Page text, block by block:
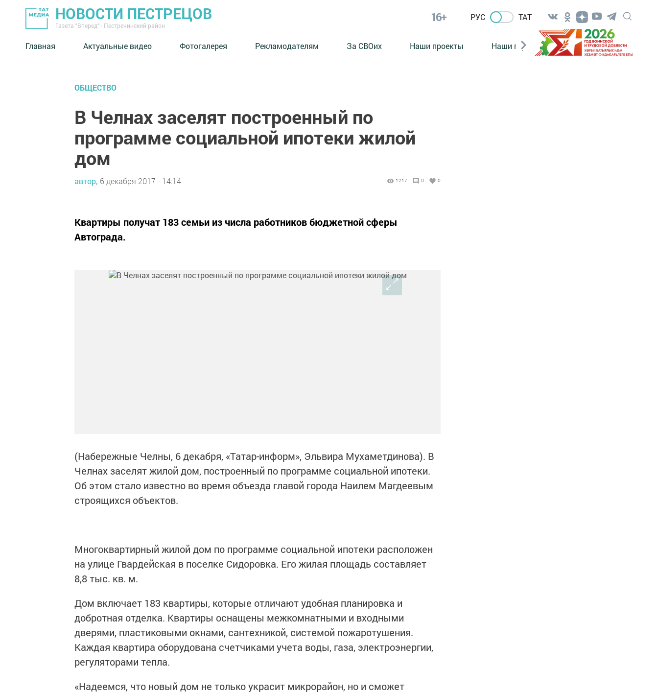
НОВОСТИ ПЕСТРЕЦОВ
Газета "Вперед" - Пестречинский район
16+ РУС ТАТ
Главная Актуальные видео Фотогалерея Рекламодателям За СВОих Наши проекты Наши герои Нормативно-правовые
ОБЩЕСТВО
В Челнах заселят построенный по
программе социальной ипотеки жилой
дом
автор, 6 декабря 2017 - 14:14 1217 0 0
Квартиры получат 183 семьи из числа работников бюджетной сферы
Автограда.
(Набережные Челны, 6 декабря, «Татар-информ», Эльвира Мухаметдинова). В
Челнах заселят жилой дом, построенный по программе социальной ипотеки.
Об этом стало известно во время объезда главой города Наилем Магдеевым
строящихся объектов.
Многоквартирный жилой дом по программе социальной ипотеки расположен
на улице Гвардейская в поселке Сидоровка. Его жилая площадь составляет
8,8 тыс. кв. м.
Дом включает 183 квартиры, которые отличают удобная планировка и
добротная отделка. Квартиры оснащены межкомнатными и входными
дверями, пластиковыми окнами, сантехникой, системой пожаротушения.
Каждая квартира оборудована счетчиками учета воды, газа, электроэнергии,
регуляторами тепла.
«Надеемся, что новый дом не только украсит микрорайон, но и сможет